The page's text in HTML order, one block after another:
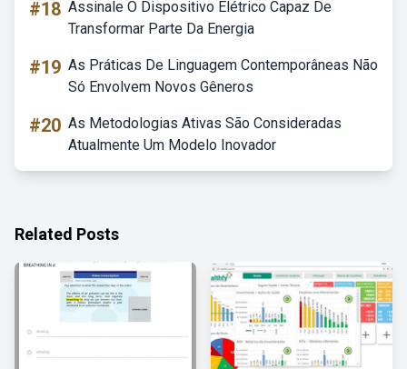
#18 Assinale O Dispositivo Elétrico Capaz De
Transformar Parte Da Energia
#19 As Práticas De Linguagem Contemporâneas Não
Só Envolvem Novos Gêneros
#20 As Metodologias Ativas São Consideradas
Atualmente Um Modelo Inovador
Related Posts